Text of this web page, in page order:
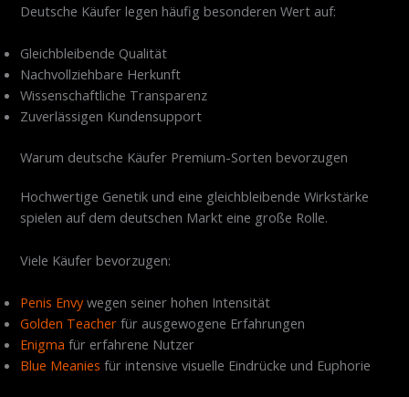
Deutsche Käufer legen häufig besonderen Wert auf:
Gleichbleibende Qualität
Nachvollziehbare Herkunft
Wissenschaftliche Transparenz
Zuverlässigen Kundensupport
Warum deutsche Käufer Premium-Sorten bevorzugen
Hochwertige Genetik und eine gleichbleibende Wirkstärke
spielen auf dem deutschen Markt eine große Rolle.
Viele Käufer bevorzugen:
Penis Envywegen seiner hohen Intensität
Golden Teacher für ausgewogene Erfahrungen
Enigma für erfahrene Nutzer
Blue Meanies für intensive visuelle Eindrücke und Euphorie